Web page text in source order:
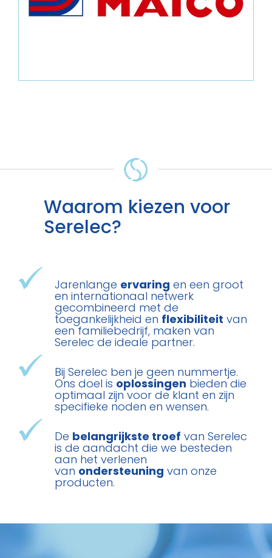
Waarom kiezen voor
Serelec?
Jarenlange ervaring en een groot
en internationaal netwerk
gecombineerd met de
toegankelijkheid en flexibiliteit van
een familiebedrijf, maken van
Serelec de ideale partner.
Bij Serelec ben je geen nummertje.
Ons doel is oplossingen bieden die
optimaal zijn voor de klant en zijn
specifieke noden en wensen.
De belangrijkste troef van Serelec
is de aandacht die we besteden
aan het verlenen
van ondersteuning van onze
producten.